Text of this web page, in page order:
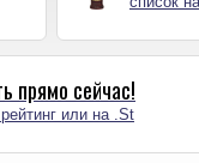
прямо сейчас!
или на .St